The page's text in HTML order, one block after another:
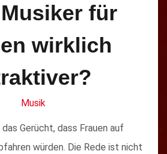
für
wirklich
Musik
Gerücht, dass Frauen auf
würden. Die Rede ist nicht